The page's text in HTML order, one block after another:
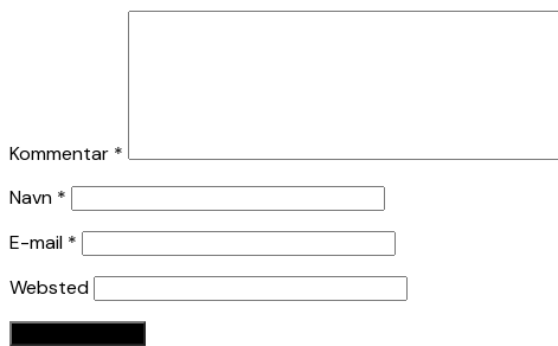
Kommentar *
Navn *
E-mail *
Websted